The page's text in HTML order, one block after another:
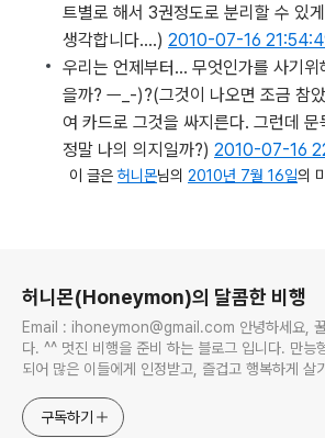
트별로 해서 3권정도로 분리할 수 있
생각합니다....) 2010-07-16
우리는 언제부터… 무엇인가를 사기위
을까? ㅡ_-)?(그것이 나오면 조금 참
여 카드로 그것을 싸지른다. 그런데 문
정말 나의 의지일까?) 2010-07-16
이 글은허니몬님의 2010년 7월 16일의
허니몬(Honeymon)의 달콤한 비행
Email : ihoneymon@gmail.com 안녕하세요, 꿀
다. ^^ 멋진 비행을 준비 하는 블로그 입니다. 만능
되어 많은 이들에게 인정받고, 즐겁고 행복하게 살
지켜봐주세요!! ^^
구독하기